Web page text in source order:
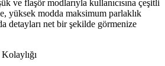
ve flaşör modlarıyla kullanıcısına çeşitli
yüksek modda maksimum parlaklık
detayları net bir şekilde görmenize